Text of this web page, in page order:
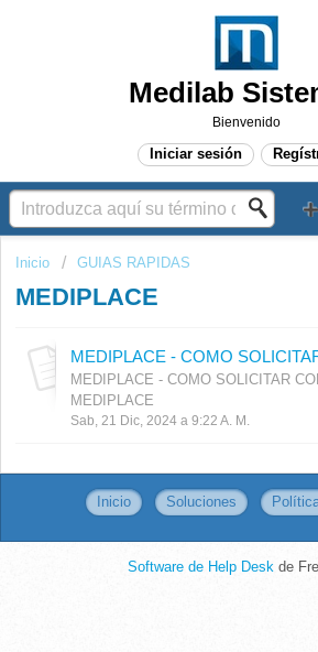
Medilab
Bienvenido
Iniciar sesión
Inicio GUIAS RAPIDAS
MEDIPLACE
MEDIPLACE - COMO SOLICITAR
MEDIPLACE
Sab, 21 Dic, 2024 a 9:22 A. M.
Inicio Soluciones
Software de Help Desk de